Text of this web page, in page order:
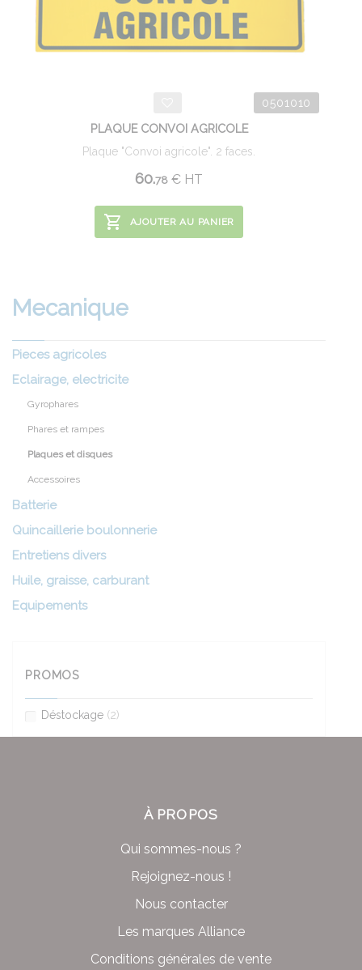
0501010
PLAQUE CONVOI AGRICOLE
Plaque "Convoi agricole". 2 faces.
60.78 € HT
AJOUTER AU PANIER
Mecanique
Pieces agricoles
Eclairage, electricite
Gyrophares
Phares et rampes
Plaques et disques
Accessoires
Batterie
Quincaillerie boulonnerie
Entretiens divers
Huile, graisse, carburant
Equipements
PROMOS
Déstockage (2)
À PROPOS
Qui sommes-nous ?
Rejoignez-nous !
Nous contacter
Les marques Alliance
Conditions générales de vente